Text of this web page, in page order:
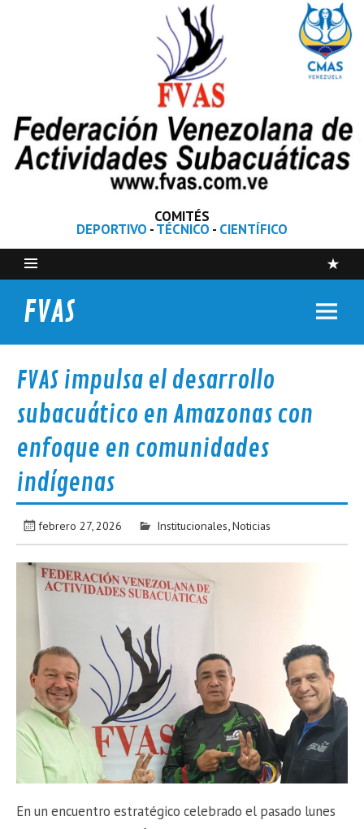
COMITÉS
DEPORTIVO -TÉCNICO - CIENTÍFICO
FVAS
FVAS impulsa el desarrollo
subacuático en Amazonas con
enfoque en comunidades
indígenas
febrero 27, 2026 Institucionales Noticias
En un encuentro estratégico celebrado el pasado lunes